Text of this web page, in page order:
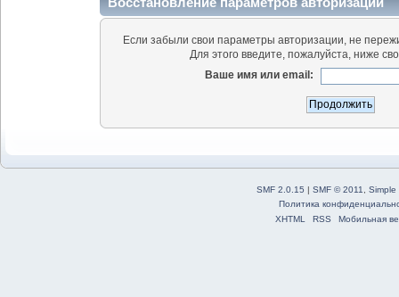
Если забыли свои параметры авторизации, не
Для этого введите, пожалуйста, ниже
Ваше имя или email:
SMF 2.0.15 | SMF © 2011
Simple
Политика
XHTML
RSS Мобильная